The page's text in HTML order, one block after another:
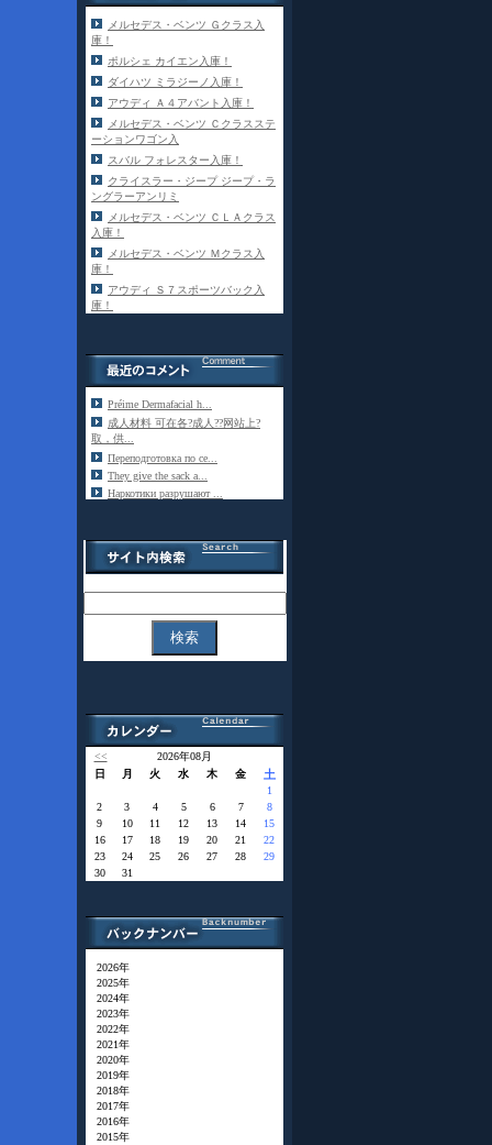
メルセデス・ベンツ Ｇクラス入
庫！
ポルシェ カイエン入庫！
ダイハツ ミラジーノ入庫！
アウディ Ａ４アバント入庫！
メルセデス・ベンツ Ｃクラスステ
ーションワゴン入
スバル フォレスター入庫！
クライスラー・ジープ ジープ・ラ
ングラーアンリミ
メルセデス・ベンツ ＣＬＡクラス
入庫！
メルセデス・ベンツ Ｍクラス入
庫！
アウディ Ｓ７スポーツバック入
庫！
Préime Dermafacial h...
成人材料 可在各?成人??网站上?
取，供...
Переподготовка по се...
They give the sack a...
Наркотики разрушают ...
<<
2026年08月
日
月 火 水 木 金 土
1
2
3 4 5 6 7
8
9
10 11 12 13 14
15
16
17 18 19 20 21
22
23
24 25 26 27 28
29
30
31
2026年
2025年
2024年
2023年
2022年
2021年
2020年
2019年
2018年
2017年
2016年
2015年